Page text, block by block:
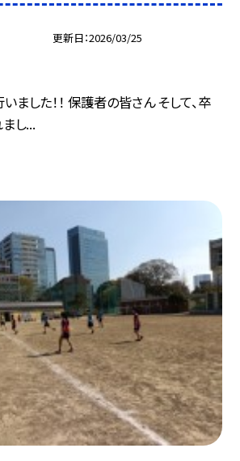
更新日 2026/03/25
ました！！ 保護者の皆さん そして、卒
し...